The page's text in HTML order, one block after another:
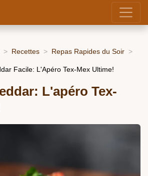
Recettes Repas Rapides du Soir
Facile: L'Apéro Tex-Mex Ultime!
L'apéro Tex-